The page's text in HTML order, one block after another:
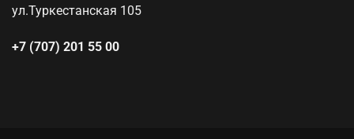
ул.Туркестанская 105
+7 (707) 201 55 00